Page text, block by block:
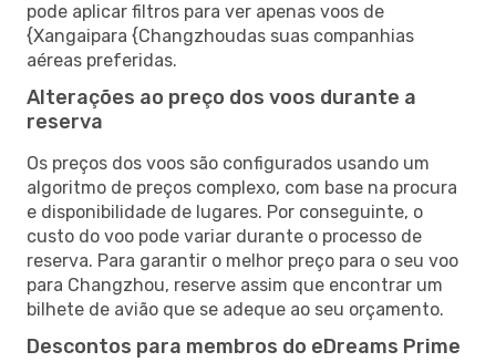
pode aplicar filtros para ver apenas voos de
{Xangaipara {Changzhoudas suas companhias
aéreas preferidas.
Alterações ao preço dos voos durante a
reserva
Os preços dos voos são configurados usando um
algoritmo de preços complexo, com base na procura
e disponibilidade de lugares. Por conseguinte, o
custo do voo pode variar durante o processo de
reserva. Para garantir o melhor preço para o seu voo
para Changzhou, reserve assim que encontrar um
bilhete de avião que se adeque ao seu orçamento.
Descontos para membros do eDreams Prime